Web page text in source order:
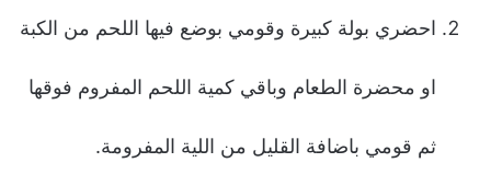
احضري بولة كبيرة وقومي بوضع فيها اللحم من الكبة
او محضرة الطعام وباقي كمية اللحم المفروم فوقها
ثم قومي باضافة القليل من اللية المفرومة.